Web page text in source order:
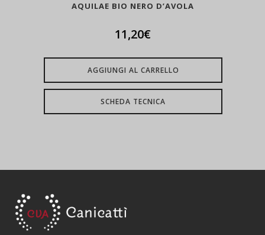
AQUILAE BIO NERO D’AVOLA
11,20€
AGGIUNGI AL CARRELLO
SCHEDA TECNICA